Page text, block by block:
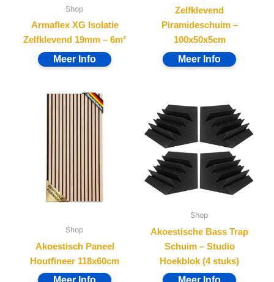
Shop
Armaflex XG Isolatie
Zelfklevend 19mm – 6m²
Zelfklevend
Piramideschuim –
100x50x5cm
Shop
Akoestisch Paneel
Houtfineer 118x60cm
Shop
Akoestische Bass Trap
Schuim – Studio
Hoekblok (4 stuks)